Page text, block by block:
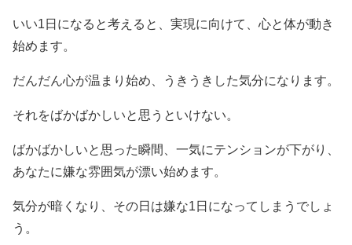
いい1日になると考えると、実現に向けて、心と体が動き
始めます。
だんだん心が温まり始め、うきうきした気分になります。
それをばかばかしいと思うといけない。
ばかばかしいと思った瞬間、一気にテンションが下がり、
あなたに嫌な雰囲気が漂い始めます。
気分が暗くなり、その日は嫌な1日になってしまうでしょ
う。